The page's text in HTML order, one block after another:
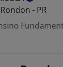
- PR